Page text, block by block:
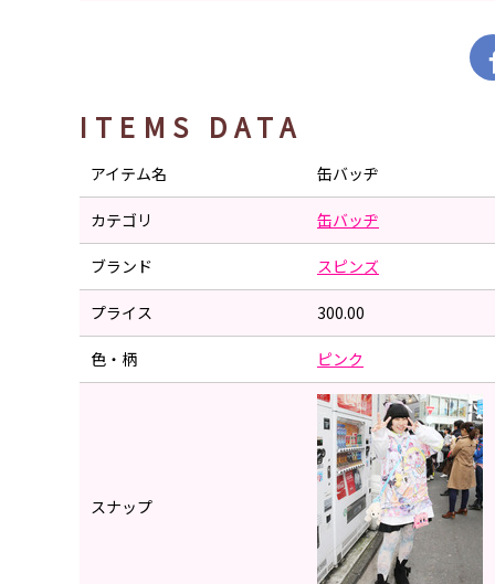
ITEMS DATA
アイテム名 缶バッヂ
カテゴリ 缶バッヂ
ブランド スピンズ
プライス 300.00
色・柄 ピンク
スナップ